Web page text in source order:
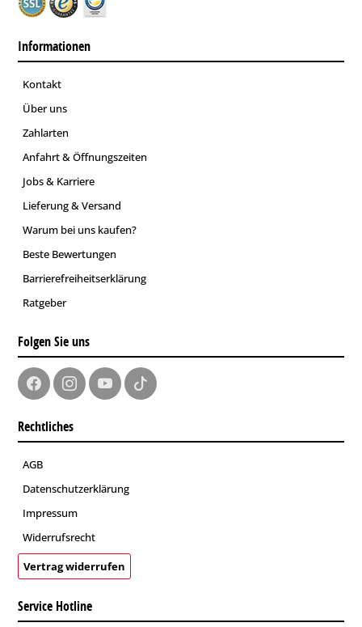
Informationen
Kontakt
Über uns
Zahlarten
Anfahrt & Öffnungszeiten
Jobs & Karriere
Lieferung & Versand
Warum bei uns kaufen?
Beste Bewertungen
Barrierefreiheitserklärung
Ratgeber
Folgen Sie uns
Rechtliches
AGB
Datenschutzerklärung
Impressum
Widerrufsrecht
Vertrag widerrufen
Service Hotline